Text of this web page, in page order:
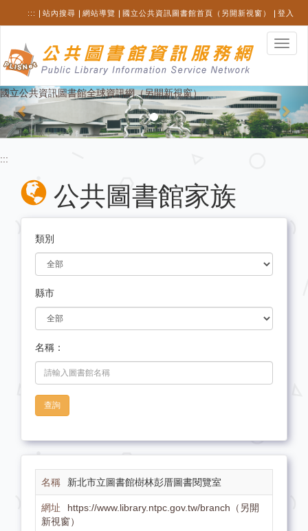
內
::: 站內搜尋 網站導覽 國立公共資訊圖書館首頁（另開新視窗） 登入
選
單
換
國立公共資訊圖書館全球資訊網（另開新視窗）
Previous
:::
公共圖書館家族
類別
縣市
名稱：
查詢
新北市立圖書館樹林彭厝圖書閱覽室
https://www.library.ntpc.gov.tw/branch（另開
新視窗）